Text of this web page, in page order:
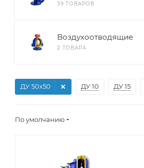
39 ТОВАРОВ
Воздухоотводящие
2 ТОВАРА
ДУ 10 ДУ 15
ДУ 50х50
По умолчанию